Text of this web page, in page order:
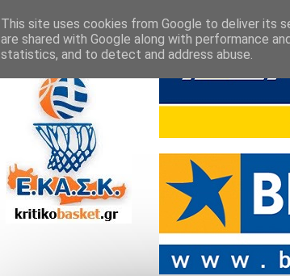
This site uses cookies from Google to deliver its
are shared with Google along with performance
statistics, and to detect and address abuse.